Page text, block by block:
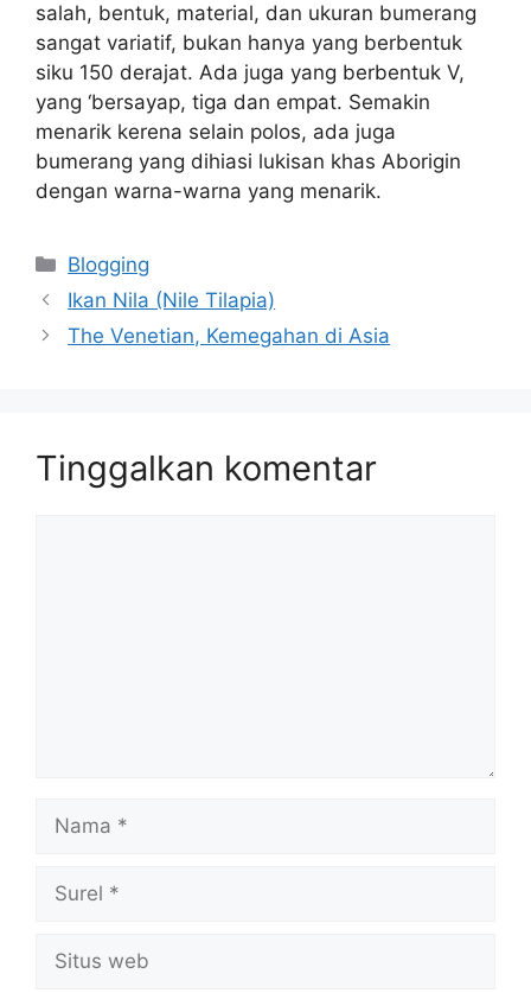
salah, bentuk, material, dan ukuran bumerang
sangat variatif, bukan hanya yang berbentuk
siku 150 derajat. Ada juga yang berbentuk V,
yang ‘bersayap, tiga dan empat. Semakin
menarik kerena selain polos, ada juga
bumerang yang dihiasi lukisan khas Aborigin
dengan warna-warna yang menarik.
Kategori
Blogging
Ikan Nila (Nile Tilapia)
The Venetian, Kemegahan di Asia
Tinggalkan komentar
Nama
Surel
Situs
web